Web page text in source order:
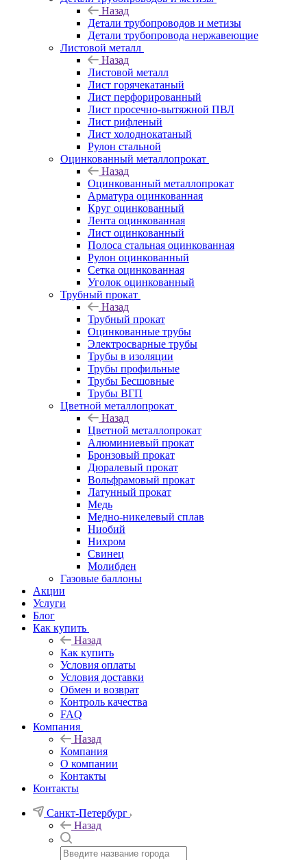
Назад
Детали трубопроводов и метизы
Детали трубопровода нержавеющие
Листовой металл
Назад
Листовой металл
Лист горячекатаный
Лист перфорированный
Лист просечно-вытяжной ПВЛ
Лист рифленый
Лист холоднокатаный
Рулон стальной
Оцинкованный металлопрокат
Назад
Оцинкованный металлопрокат
Арматура оцинкованная
Круг оцинкованный
Лента оцинкованная
Лист оцинкованный
Полоса стальная оцинкованная
Рулон оцинкованный
Сетка оцинкованная
Уголок оцинкованный
Трубный прокат
Назад
Трубный прокат
Оцинкованные трубы
Электросварные трубы
Трубы в изоляции
Трубы профильные
Трубы Бесшовные
Трубы ВГП
Цветной металлопрокат
Назад
Цветной металлопрокат
Алюминиевый прокат
Бронзовый прокат
Дюралевый прокат
Вольфрамовый прокат
Латунный прокат
Медь
Медно-никелевый сплав
Ниобий
Нихром
Свинец
Молибден
Газовые баллоны
Акции
Услуги
Блог
Как купить
Назад
Как купить
Условия оплаты
Условия доставки
Обмен и возврат
Контроль качества
FAQ
Компания
Назад
Компания
О компании
Контакты
Контакты
Санкт-Петербург
Назад